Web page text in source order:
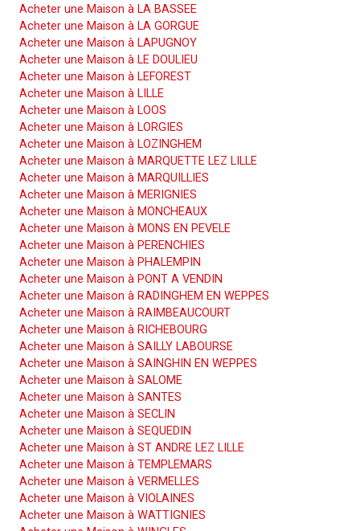
Acheter une Maison à LA BASSEE
Acheter une Maison à LA GORGUE
Acheter une Maison à LAPUGNOY
Acheter une Maison à LE DOULIEU
Acheter une Maison à LEFOREST
Acheter une Maison à LILLE
Acheter une Maison à LOOS
Acheter une Maison à LORGIES
Acheter une Maison à LOZINGHEM
Acheter une Maison à MARQUETTE LEZ LILLE
Acheter une Maison à MARQUILLIES
Acheter une Maison à MERIGNIES
Acheter une Maison à MONCHEAUX
Acheter une Maison à MONS EN PEVELE
Acheter une Maison à PERENCHIES
Acheter une Maison à PHALEMPIN
Acheter une Maison à PONT A VENDIN
Acheter une Maison à RADINGHEM EN WEPPES
Acheter une Maison à RAIMBEAUCOURT
Acheter une Maison à RICHEBOURG
Acheter une Maison à SAILLY LABOURSE
Acheter une Maison à SAINGHIN EN WEPPES
Acheter une Maison à SALOME
Acheter une Maison à SANTES
Acheter une Maison à SECLIN
Acheter une Maison à SEQUEDIN
Acheter une Maison à ST ANDRE LEZ LILLE
Acheter une Maison à TEMPLEMARS
Acheter une Maison à VERMELLES
Acheter une Maison à VIOLAINES
Acheter une Maison à WATTIGNIES